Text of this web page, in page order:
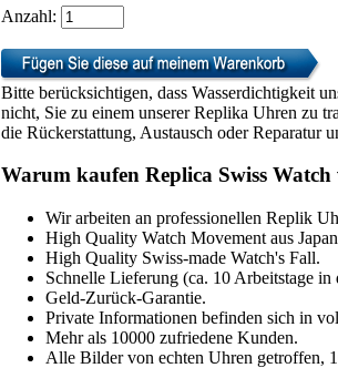
Anzahl:
Bitte berücksichtigen, dass Wasserdichtigkeit
nicht, Sie zu einem unserer Replika Uhren zu
die Rückerstattung, Austausch oder Reparatur
Warum kaufen Replica Swiss Watch
Wir arbeiten an professionellen Replik
High Quality Watch Movement aus
High Quality Swiss-made Watch's Fall.
Schnelle Lieferung (ca. 10 Arbeitstage in
Geld-Zurück-Garantie.
Private Informationen befinden sich in
Mehr als 10000 zufriedene Kunden.
Alle Bilder von echten Uhren getroffen,